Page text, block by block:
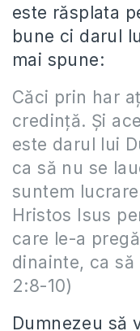
este răsplata
bune ci darul
mai spune:
Căci prin har
credinţă. Şi
este darul lui
ca să nu se
suntem
Hristos Isus
care le-a
dinainte, ca să
2:8-10)
Dumnezeu să